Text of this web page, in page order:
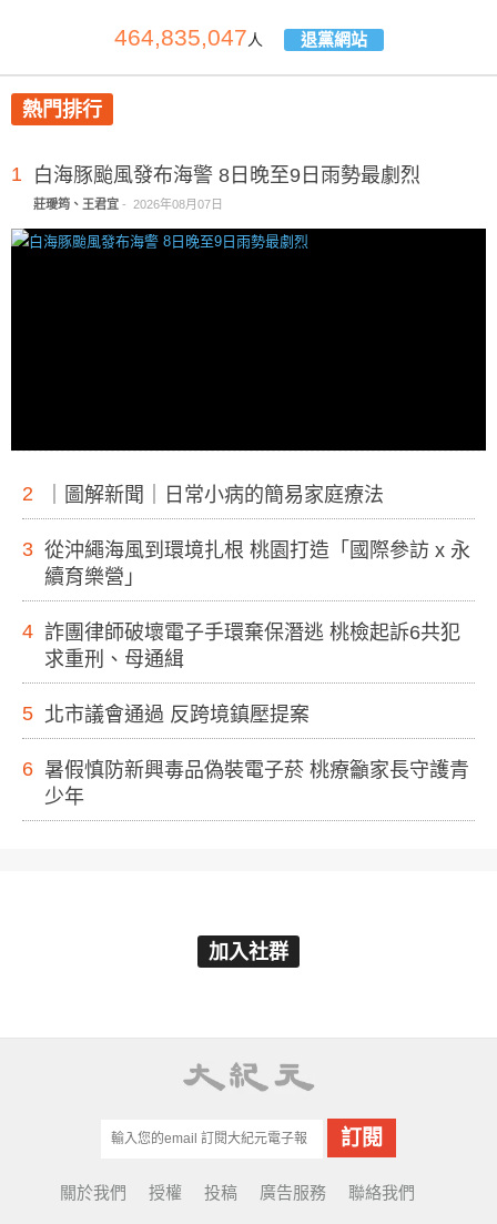
464,835,047人 退黨網站
熱門排行
1 白海豚颱風發布海警 8日晚至9日雨勢最劇烈
莊璦筠、王君宜 - 2026年08月07日
2 ｜圖解新聞｜日常小病的簡易家庭療法
3 從沖繩海風到環境扎根 桃園打造「國際參訪 x 永
續育樂營」
4 詐團律師破壞電子手環棄保潛逃 桃檢起訴6共犯
求重刑、母通緝
5 北市議會通過 反跨境鎮壓提案
6 暑假慎防新興毒品偽裝電子菸 桃療籲家長守護青
少年
加入社群
關於我們 授權 投稿 廣告服務 聯絡我們